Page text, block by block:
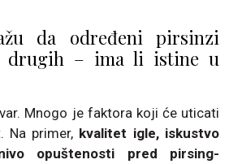
da određeni pirsinzi
drugih – ima li istine u
Mnogo je faktora koji će uticati
Na primer, kvalitet igle, iskustvo
opuštenosti pred pirsing-